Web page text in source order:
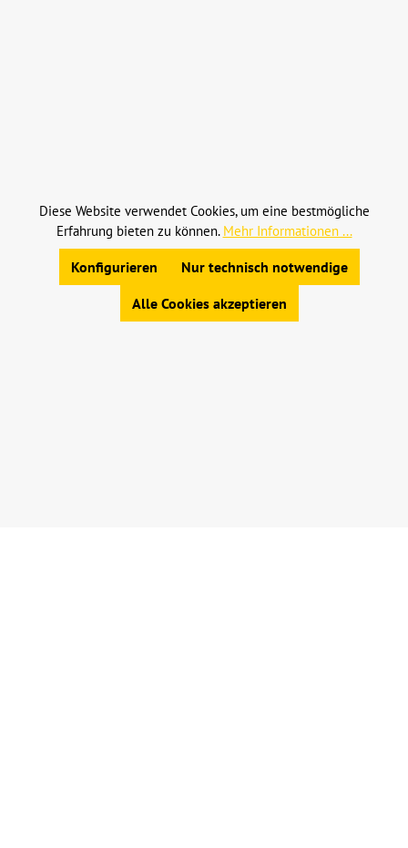
Allgemeine Geschäftsbedingungen
Widerrufsbelehrung|Datenschutz|Impressum
Diese Website verwendet Cookies, um eine bestmögliche
Erfahrung bieten zu können. Mehr Informationen ...
Nur technisch notwendige
Konfigurieren
Alle Cookies akzeptieren